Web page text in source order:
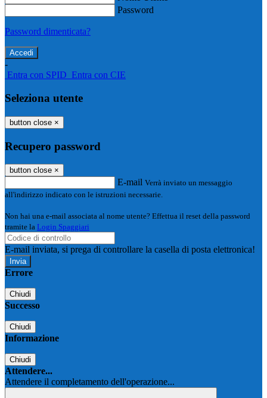
Password
Password dimenticata?
-
Entra con SPID Entra con CIE
Seleziona utente
button close ×
Recupero password
button close ×
E-mail Verrà inviato un messaggio
all'indirizzo indicato con le istruzioni necessarie.
Non hai una e-mail associata al nome utente? Effettua il reset della password
tramite la Login Spaggiari
E-mail inviata, si prega di controllare la casella di posta elettronica!
Errore
Chiudi
Successo
Chiudi
Informazione
Chiudi
Attendere...
Attendere il completamento dell'operazione...